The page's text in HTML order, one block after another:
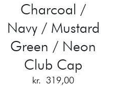
Charcoal /
Navy / Mustard
Green / Neon
Club Cap
kr. 319,00